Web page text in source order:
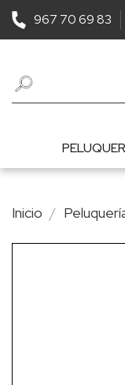
967 70 69 83
Inicio